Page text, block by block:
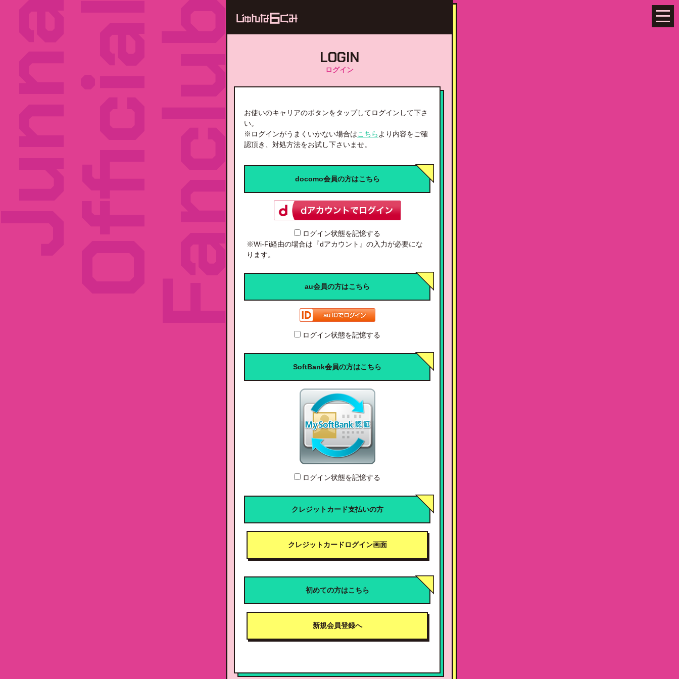
Fanclub LOGIN
ログイン
お使いのキャリアのボタンをタップしてログインして下さ
い。
※ログインがうまくいかない場合はこちら より内容をご確
認頂き、対処方法をお試し下さいませ。
docomo会員の方はこちら
ログイン状態を記憶する
※Wi-Fi経由の場合は『dアカウント』の入力が必要にな
ります。
au会員の方はこちら
ログイン状態を記憶する
SoftBank会員の方はこちら
ログイン状態を記憶する
クレジットカード支払いの方
クレジットカードログイン画面
初めての方はこちら
新規会員登録へ